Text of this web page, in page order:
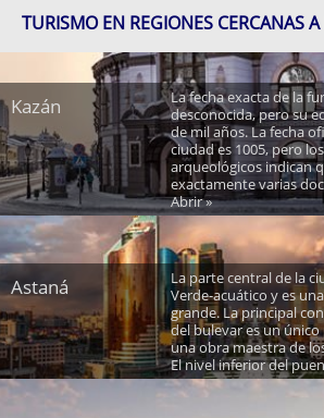
TURISMO EN REGIONES CERCANAS
Kazán
La fecha exacta de la
desconocida, pero su
de mil años. La fecha
ciudad es 1005, pero
arqueológicos indican
exactamente varias
Abrir »
Astaná
La parte central de la
Verde-acuático y es
grande. La principal
del bulevar es un
una obra maestra de
El nivel inferior del